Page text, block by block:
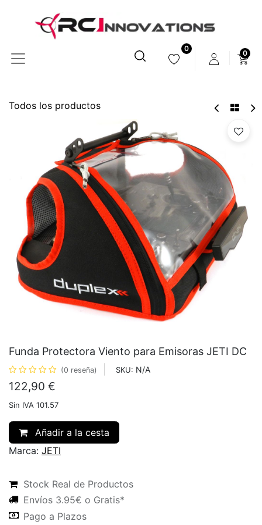
0
0
Todos los productos
Funda Protectora Viento para Emisoras JETI DC
(0 reseña) SKU: N/A
122,90 €
Sin IVA 101.57
Añadir a la cesta
Marca: JETI
Stock Real de Productos
Envíos 3.95€ o Gratis*
Pago a Plazos